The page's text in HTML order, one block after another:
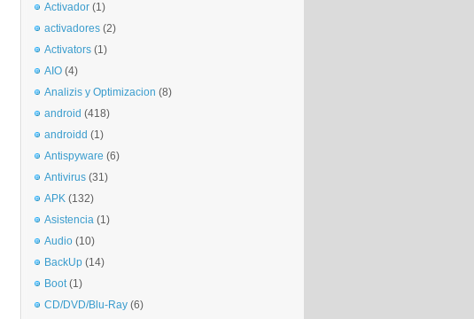
Activador (1)
activadores (2)
Activators (1)
AIO (4)
Analizis y Optimizacion (8)
android (418)
androidd (1)
Antispyware (6)
Antivirus (31)
APK (132)
Asistencia (1)
Audio (10)
BackUp (14)
Boot (1)
CD/DVD/Blu-Ray (6)